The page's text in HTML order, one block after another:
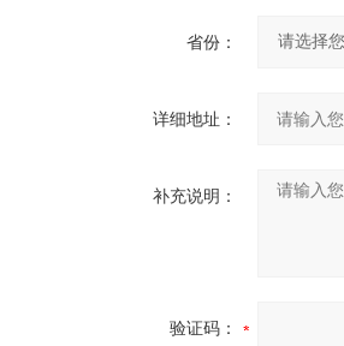
省份：
详细地址：
补充说明：
验证码：